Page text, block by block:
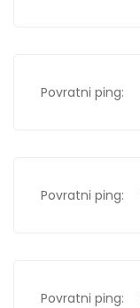
Povratni ping:
Povratni ping:
Povratni ping: